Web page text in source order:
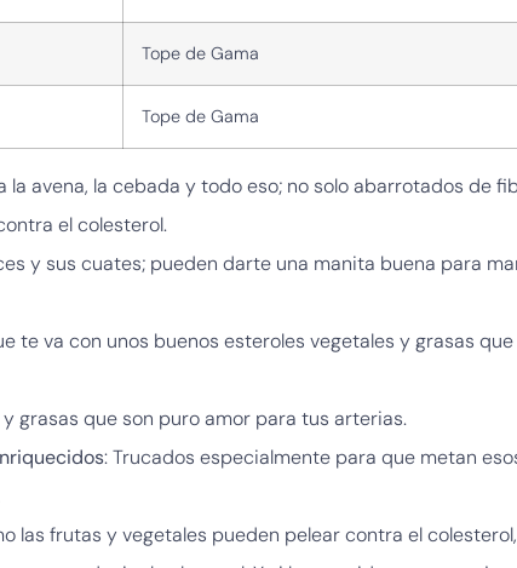
Tope de Gama
Tope de Gama
la avena, la cebada y todo eso; no solo abarrotados de
el colesterol.
y sus cuates; pueden darte una manita buena para
te va con unos buenos esteroles vegetales y grasas
grasas que son puro amor para tus arterias.
: Trucados especialmente para que metan
las frutas y vegetales pueden pelear contra el